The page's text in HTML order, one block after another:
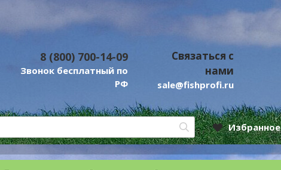
8 (800) 700-14-09
Звонок бесплатный по
РФ
Связаться с
нами
sale@fishprofi.ru
Избранное